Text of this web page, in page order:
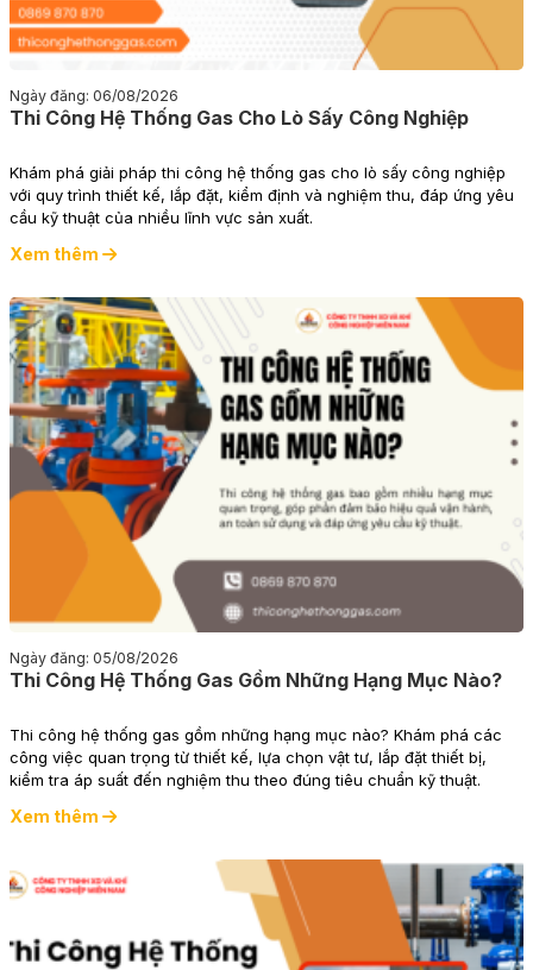
Ngày đăng: 06/08/2026
Thi Công Hệ Thống Gas Cho Lò Sấy Công Nghiệp
Khám phá giải pháp thi công hệ thống gas cho lò sấy công nghiệp
với quy trình thiết kế, lắp đặt, kiểm định và nghiệm thu, đáp ứng yêu
cầu kỹ thuật của nhiều lĩnh vực sản xuất.
Xem thêm
Ngày đăng: 05/08/2026
Thi Công Hệ Thống Gas Gồm Những Hạng Mục Nào?
Thi công hệ thống gas gồm những hạng mục nào? Khám phá các
công việc quan trọng từ thiết kế, lựa chọn vật tư, lắp đặt thiết bị,
kiểm tra áp suất đến nghiệm thu theo đúng tiêu chuẩn kỹ thuật.
Xem thêm